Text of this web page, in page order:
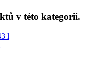
v této kategorii.